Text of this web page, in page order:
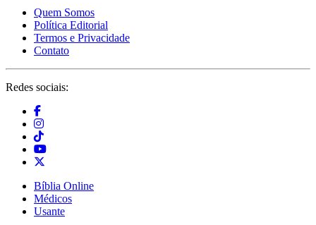
Quem Somos
Política Editorial
Termos e Privacidade
Contato
Redes sociais:
Bíblia Online
Médicos
Usante